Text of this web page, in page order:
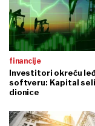
financije
Investitori okreću
softveru: Kapital seli
dionice